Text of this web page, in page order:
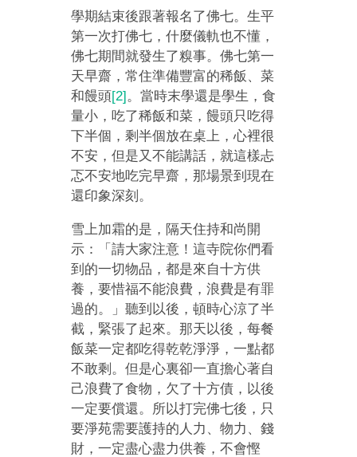
學期結束後跟著報名了佛七。生平
第一次打佛七，什麼儀軌也不懂，
佛七期間就發生了糗事。佛七第一
天早齋，常住準備豐富的稀飯、菜
和饅頭[2]。當時末學還是學生，食
量小，吃了稀飯和菜，饅頭只吃得
下半個，剩半個放在桌上，心裡很
不安，但是又不能講話，就這樣忐
忑不安地吃完早齋，那場景到現在
還印象深刻。
雪上加霜的是，隔天住持和尚開
示：「請大家注意！這寺院你們看
到的一切物品，都是來自十方供
養，要惜福不能浪費，浪費是有罪
過的。」聽到以後，頓時心涼了半
截，緊張了起來。那天以後，每餐
飯菜一定都吃得乾乾淨淨，一點都
不敢剩。但是心裏卻一直擔心著自
己浪費了食物，欠了十方債，以後
一定要償還。所以打完佛七後，只
要淨苑需要護持的人力、物力、錢
財，一定盡心盡力供養，不會慳